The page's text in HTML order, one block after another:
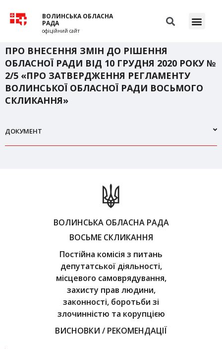
ВОЛИНСЬКА ОБЛАСНА
РАДА
офіційний сайт
ПРО ВНЕСЕННЯ ЗМІН ДО РІШЕННЯ
ОБЛАСНОЇ РАДИ ВІД 10 ГРУДНЯ 2020 РОКУ №
2/5 «ПРО ЗАТВЕРДЖЕННЯ РЕГЛАМЕНТУ
ВОЛИНСЬКОЇ ОБЛАСНОЇ РАДИ ВОСЬМОГО
СКЛИКАННЯ»
ДОКУМЕНТ
ВОЛИНСЬКА ОБЛАСНА РАДА
ВОСЬМЕ СКЛИКАННЯ
Постійна комісія з питань
депутатської діяльності,
місцевого самоврядування,
захисту прав людини,
законності, боротьби зі
злочинністю та корупцією
ВИСНОВКИ / РЕКОМЕНДАЦІЇ